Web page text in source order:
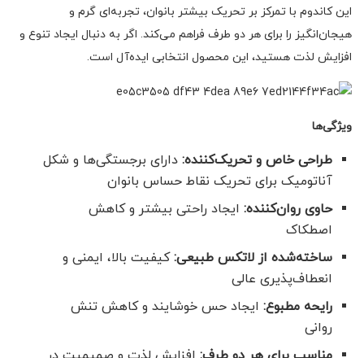
این کاندوم با تمرکز بر تحریک بیشتر بانوان، تجربه‌ای گرم و
هیجان‌انگیز را برای هر دو طرف فراهم می‌کند. اگر به دنبال ایجاد تنوع و
افزایش لذت هستید، این محصول انتخابی ایده‌آل است.
ویژگی‌ها
طراحی خاص و تحریک‌کننده: دارای برجستگی‌ها و شکل
آناتومیک برای تحریک نقاط حساس بانوان
حاوی روان‌کننده: ایجاد راحتی بیشتر و کاهش
اصطکاک
ساخته‌شده از لاتکس طبیعی:کیفیت بالا، ایمنی و
انعطاف‌پذیری عالی
رایحه مطبوع: ایجاد حس خوشایند و کاهش تنش
روانی